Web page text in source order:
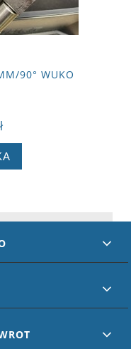
90° WUKO